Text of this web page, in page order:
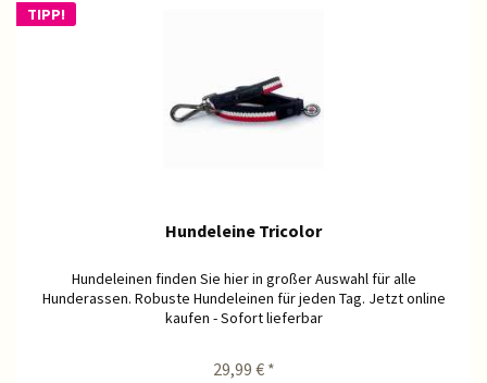
TIPP!
Hundeleine Tricolor
Hundeleinen finden Sie hier in großer Auswahl für alle
Hunderassen. Robuste Hundeleinen für jeden Tag. Jetzt online
kaufen - Sofort lieferbar
29,99 € *